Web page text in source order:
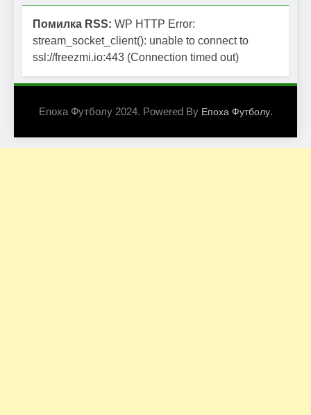
Помилка RSS: WP HTTP Error:
stream_socket_client(): unable to connect to
ssl://freezmi.io:443 (Connection timed out)
Епоха Футболу 2024. Powered By Епоха Футболу.